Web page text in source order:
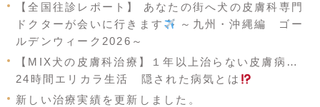
【全国往診レポート】 あなたの街へ犬の皮膚科専門
ドクターが会いに行きます
～九州・沖縄編 ゴー
ルデンウィーク2026～
【MIX犬の皮膚科治療】１年以上治らない皮膚病…
24時間エリカラ生活 隠された病気とは
新しい治療実績を更新しました。